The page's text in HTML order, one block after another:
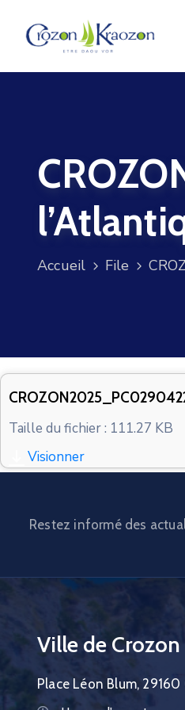
Accueil File
Taille du fichier : 111.27 KB
Visionner
Restez informé des
Ville de Crozon
Place Léon Blum,